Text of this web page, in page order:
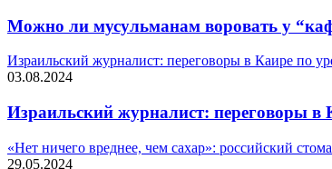
Можно ли мусульманам воровать у
Израильский журналист: переговоры в Каире по
03.08.2024
Израильский журналист: переговоры в
«Нет ничего вреднее, чем сахар»: российский
29.05.2024